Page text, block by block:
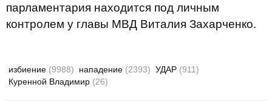
парламентария находится под личным
контролем у главы МВД Виталия Захарченко.
избиение (9988) нападение (2393) УДАР (911)
Куренной Владимир (26)